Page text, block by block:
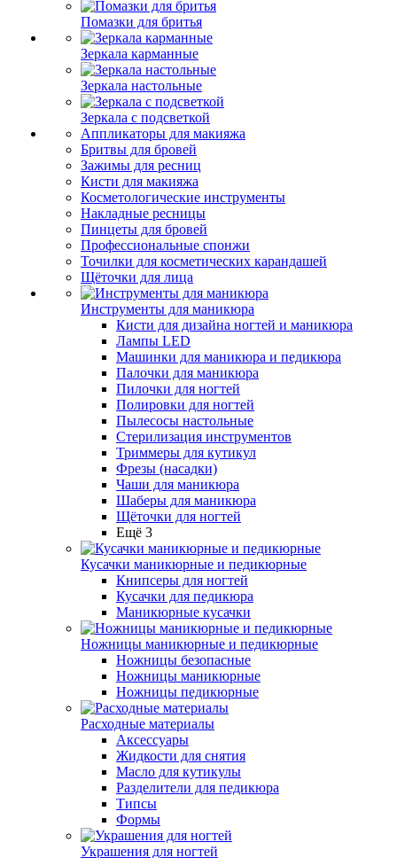
Помазки для бритья
Зеркала карманные
Зеркала настольные
Зеркала с подсветкой
Аппликаторы для макияжа
Бритвы для бровей
Зажимы для ресниц
Кисти для макияжа
Косметологические инструменты
Накладные ресницы
Пинцеты для бровей
Профессиональные спонжи
Точилки для косметических карандашей
Щёточки для лица
Инструменты для маникюра
Кисти для дизайна ногтей и маникюра
Лампы LED
Машинки для маникюра и педикюра
Палочки для маникюра
Пилочки для ногтей
Полировки для ногтей
Пылесосы настольные
Стерилизация инструментов
Триммеры для кутикул
Фрезы (насадки)
Чаши для маникюра
Шаберы для маникюра
Щёточки для ногтей
Ещё 3
Кусачки маникюрные и педикюрные
Книпсеры для ногтей
Кусачки для педикюра
Маникюрные кусачки
Ножницы маникюрные и педикюрные
Ножницы безопасные
Ножницы маникюрные
Ножницы педикюрные
Расходные материалы
Аксессуары
Жидкости для снятия
Масло для кутикулы
Разделители для педикюра
Типсы
Формы
Украшения для ногтей